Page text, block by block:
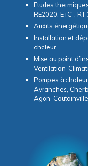
Etudes
RE2020, E+C-,
Audits
Installation et
chaleur
Mise au point
Ventilation,
Pompes à
Avranches,
Agon-Coutainville